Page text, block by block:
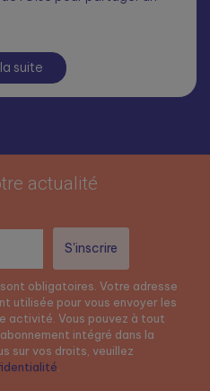
suite
actualité
obligatoires. Votre adresse
utilisée pour vous envoyer les
activité. Vous pouvez à tout
intégré dans la
sur vos droits, veuillez